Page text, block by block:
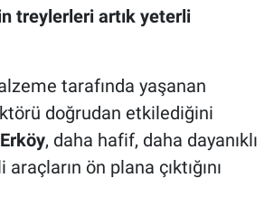
treylerleri artık yeterli
tarafında yaşanan
doğrudan etkilediğini
, daha hafif, daha dayanıklı
ön plana çıktığını